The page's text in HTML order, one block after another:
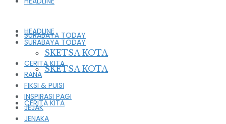
SURABAYA TODAY
SKETSA KOTA
CERITA KITA
HEADLINE
SURABAYA TODAY
SKETSA KOTA
CERITA KITA
RANA
FIKSI & PUISI
INSPIRASI PAGI
JEJAK
JENAKA